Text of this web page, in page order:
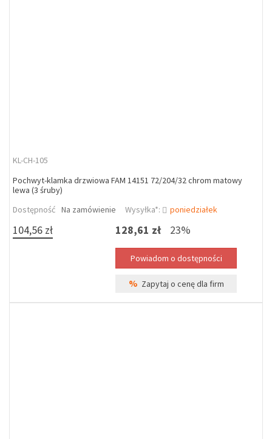
KL-CH-105
Pochwyt-klamka drzwiowa FAM 14151 72/204/32 chrom matowy
lewa (3 śruby)
Dostępność Na zamówienie Wysyłka*: poniedziałek
104,56 zł 128,61 zł 23%
% Zapytaj o cenę dla firm